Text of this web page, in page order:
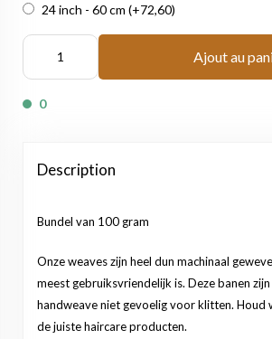
24 inch - 60 cm (+72,60)
Ajout au
0
Description
Bundel van 100 gram
Onze weaves zijn heel dun machinaal
meest gebruiksvriendelijk is. Deze banen
handweave niet gevoelig voor klitten. Houd
de juiste haircare producten.